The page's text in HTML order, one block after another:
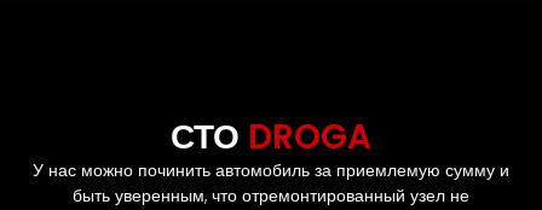
СТО DROGA
У нас можно починить автомобиль за приемлемую сумму и
быть уверенным, что отремонтированный узел не